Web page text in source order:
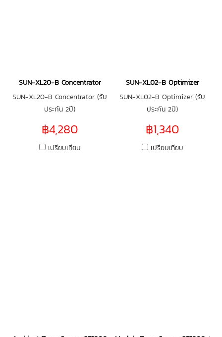
SUN-XL20-B Concentrator
SUN-XL20-B Concentrator (รับ
ประกัน 2ปี)
฿4,280
เปรียบเทียบ
SUN-XL02-B Optimizer
SUN-XL02-B Optimizer (รับ
ประกัน 2ปี)
฿1,340
เปรียบเทียบ